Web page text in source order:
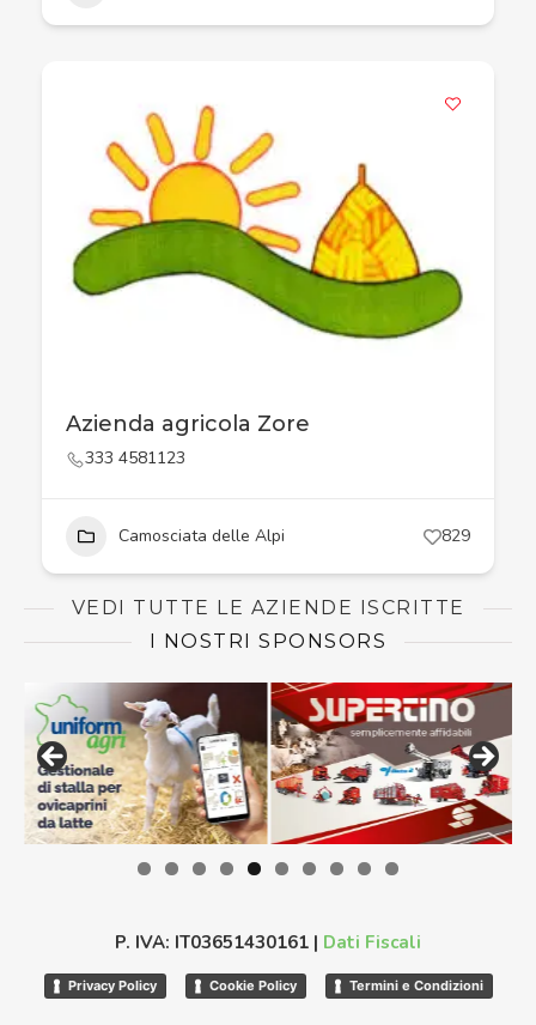
Azienda agricola Zore
333 4581123
Camosciata delle Alpi 829
VEDI TUTTE LE AZIENDE ISCRITTE
I NOSTRI SPONSORS
P. IVA: IT03651430161 | Dati Fiscali
Privacy Policy Cookie Policy Termini e Condizioni